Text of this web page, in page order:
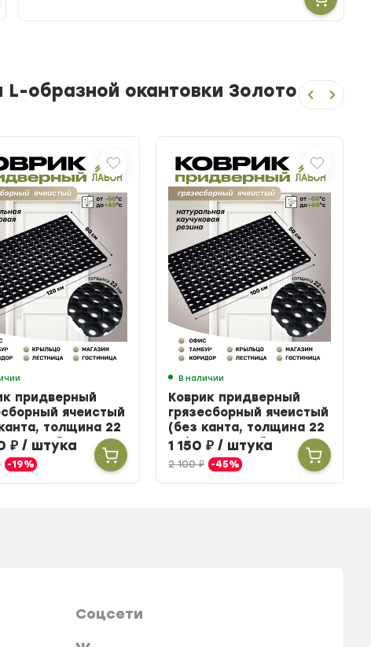
образной окантовки Золото
придверный
ячеистый
толщина 22
80 х 120
₽ / штука
-19%
В наличии
Коврик придверный
грязесборный ячеистый
(без канта, толщина 22
мм) резиновый, 50 х 100
см
1 150₽ / штука
2 100₽ -45%
Соцсети